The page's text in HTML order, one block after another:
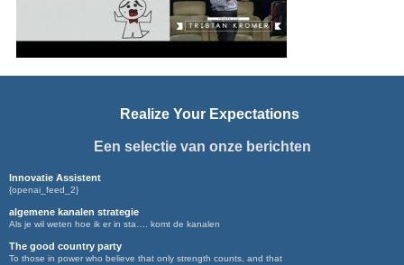
Realize Your Expectations
Een selectie van onze berichten
Innovatie Assistent
{openai_feed_2}
algemene kanalen strategie
Als je wil weten hoe ik er in sta…. komt de kanalen
The good country party
To those in power who believe that only strength counts, and that